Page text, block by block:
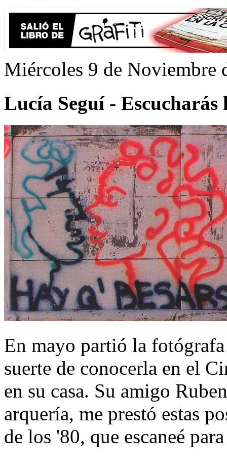
Miércoles 9 de Noviembre
Lucía Seguí - Escucharás
En mayo partió la
suerte de conocerla en el
en su casa. Su amigo
arquería, me prestó estas
de los '80, que escaneé